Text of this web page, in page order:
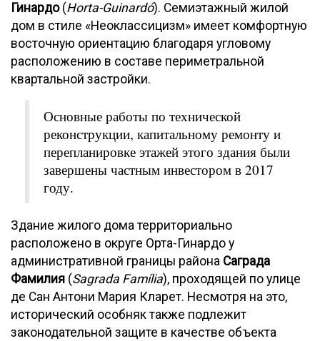
Гинардо(Horta-Guinardó). Семиэтажный жилой
дом в стиле «Неоклассицизм» имеет комфортную
восточную ориентацию благодаря угловому
расположению в составе периметральной
квартальной застройки.
Основные работы по технической
реконструкции, капитальному ремонту и
перепланировке этажей этого здания были
завершены частным инвестором в 2017
году.
Здание жилого дома территориально
расположено в округе Орта-Гинардо у
административной границы района Саграда
Фамилия (Sagrada Família), проходящей по улице
де Сан Антони Мария Кларет. Несмотря на это,
исторический особняк также подлежит
законодательной защите в качестве объекта